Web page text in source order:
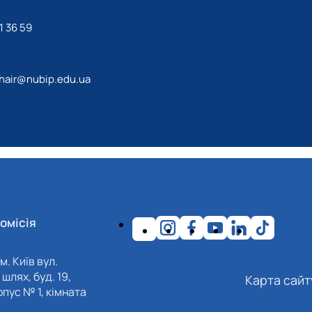
36 59
Київ вул.
шлях, буд. 19,
№ 1, кімната
Карта